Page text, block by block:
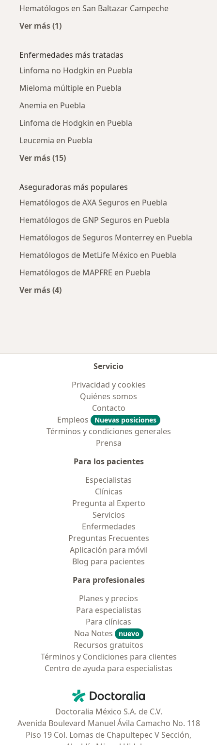
Hematólogos en San Baltazar Campeche
Ver más (1)
Enfermedades más tratadas
Linfoma no Hodgkin en Puebla
Mieloma múltiple en Puebla
Anemia en Puebla
Linfoma de Hodgkin en Puebla
Leucemia en Puebla
Ver más (15)
Aseguradoras más populares
Hematólogos de AXA Seguros en Puebla
Hematólogos de GNP Seguros en Puebla
Hematólogos de Seguros Monterrey en Puebla
Hematólogos de MetLife México en Puebla
Hematólogos de MAPFRE en Puebla
Ver más (4)
Servicio
Privacidad y cookies
Quiénes somos
Contacto
Empleos
Nuevas posiciones
Términos y condiciones generales
Prensa
Para los pacientes
Especialistas
Clínicas
Pregunta al Experto
Servicios
Enfermedades
Preguntas Frecuentes
Aplicación para móvil
Blog para pacientes
Para profesionales
Planes y precios
Para especialistas
Para clínicas
Noa Notes
nuevo
Recursos gratuitos
Términos y Condiciones para clientes
Centro de ayuda para especialistas
Doctoralia - Página de inicio
Doctoralia México S.A. de C.V.
Avenida Boulevard Manuel Ávila Camacho No. 118
Piso 19 Col. Lomas de Chapultepec V Sección,